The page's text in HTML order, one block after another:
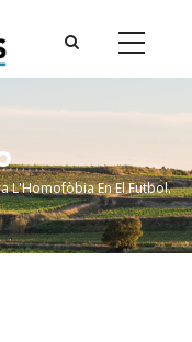
L'Homofòbia En El Futbol.